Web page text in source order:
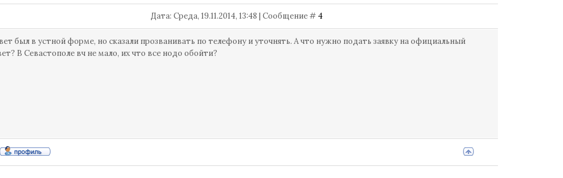
Дата: Среда, 19.11.2014, 13:48 | Сообщение #4
был в устной форме, но сказали прозванивать по телефону и уточнять. А что нужно подать заявку на официальный
В Севастополе вч не мало, их что все нодо обойти?